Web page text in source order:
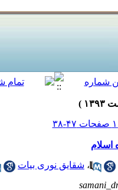
اسلام
، شقایق نوری بیات